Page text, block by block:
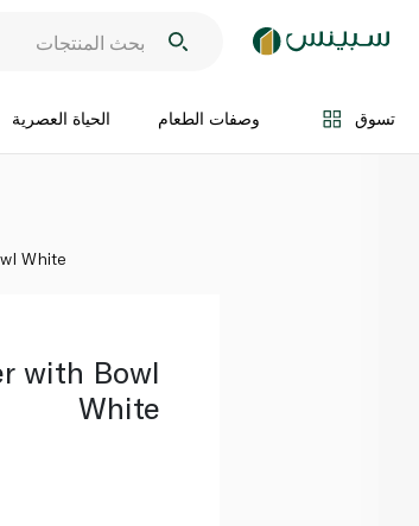
تسوق وصفات الطعام الحياة العصرية
اضف الى السلة
White
with Bowl
White